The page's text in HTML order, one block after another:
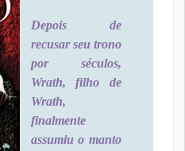
Depois de
recusar seu trono
por séculos,
Wrath, filho de
Wrath,
finalmente
assumiu o manto